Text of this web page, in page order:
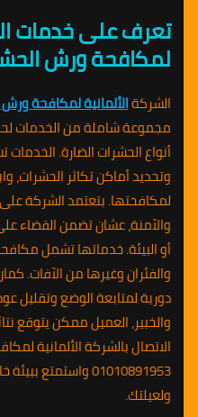
تعرف على خدمات
لمكافحة ورش
الشركةالألمانية لمكافحة
مجموعة شاملة من الخدمات
أنواع الحشرات الضارة.
وتحديد أماكن تكاثر الحشرات،
لمكافحتها. بتعتمد الشركة على
والآمنة، عشان تضمن القضاء
أو البيئة. خدماتها تشمل
والفئران وغيرها من الآفات.
دورية لمتابعة الوضع وتقليل
والخبير، العميل ممكن يتوقع
الاتصال بالشركة الألمانية
01010891953
ولعيلتك.